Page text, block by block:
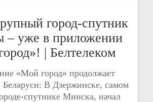
город-спутник
– уже в приложении
| Белтелеком
«Мой город» продолжает
Беларуси: В Дзержинске, самом
спутнике Минска, начал